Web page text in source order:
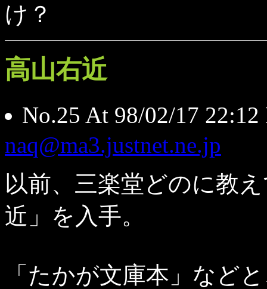
け？
高山右近
No.25 At 98/02/17
naq@ma3.justnet.ne.jp
以前、三楽堂どのに教
近」を入手。
「たかが文庫本」など